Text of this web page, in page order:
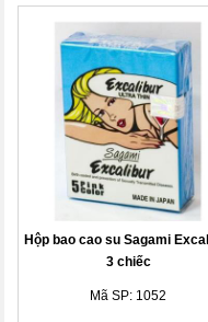
Hộp bao cao su Sagami
3 chiếc
Mã SP: 1052